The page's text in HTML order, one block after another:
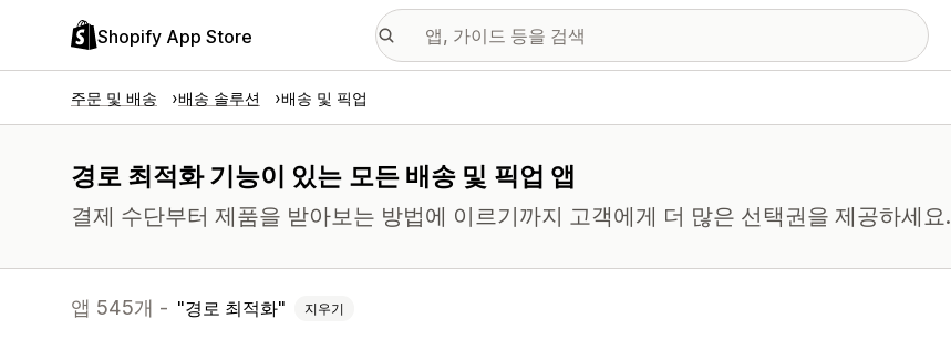
Shopify App Store
주문 및 배송 배송 솔루션 배송 및 픽업
경로 최적화 기능이 있는 모든 배송 및 픽업 앱
결제 수단부터 제품을 받아보는 방법에 이르기까지 고객에게 더 많은 선택권을 제공하세요.
앱 545개 - 경로 최적화 지우기